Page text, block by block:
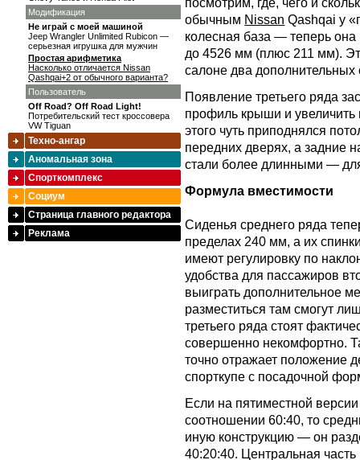
обычным Nissan Qashqai у
колесная база — теперь
до 4526 мм (плюс 211 мм).
салоне два дополнительных
Появление третьего ряда
профиль крыши и
этого чуть приподнялся
передних дверях, а задние
стали более длинными —
Формула вместимости
Сиденья среднего ряда
пределах 240 мм, а их
имеют регулировку по
удобства для пассажиров
выиграть дополнительное
разместиться там смогут
третьего ряда стоят
совершенно некомфортно.
точно отражает положение
спорткупе с посадочной
Если на пятиместной
соотношении 60:40, то
иную конструкцию — он
40:20:40. Центральная
Модификация
Не играй с моей машиной
Jeep Wrangler Unlimited Rubicon —
серьезная игрушка для мужчин
Простая арифметика
Насколько отличается Nissan
Qashqai+2 от обычного варианта?
Пользователь
Off Road? Off Road Light!
Потребительский тест кроссовера
VW Tiguan
Техно-ангар
Аномальная зона
Спорткомплекс
Социум
Страница главного редактора
Реклама